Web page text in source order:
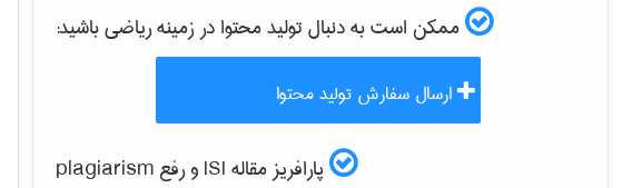
ممکن است به دنبال تولید محتوا در زمینهرياضیباشید:
ارسال سفارش تولید محتوا
پارافریز مقاله ISI و رفع plagiarism